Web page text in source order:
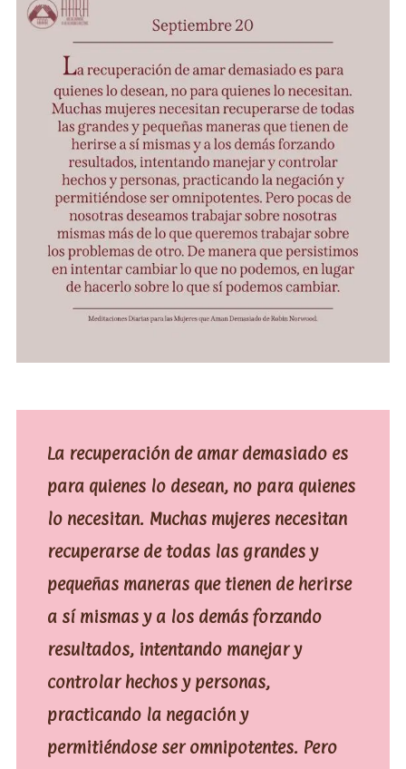
La recuperación de amar demasiado es
para quienes lo desean, no para quienes
lo necesitan. Muchas mujeres necesitan
recuperarse de todas las grandes y
pequeñas maneras que tienen de herirse
a sí mismas y a los demás forzando
resultados, intentando manejar y
controlar hechos y personas,
practicando la negación y
permitiéndose ser omnipotentes. Pero